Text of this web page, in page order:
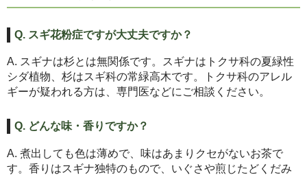
Q. スギ花粉症ですが大丈夫ですか？
A. スギナは杉とは無関係です。スギナはトクサ科の夏緑性
シダ植物、杉はスギ科の常緑高木です。トクサ科のアレル
ギーが疑われる方は、専門医などにご相談ください。
Q. どんな味・香りですか？
A. 煮出しても色は薄めで、味はあまりクセがないお茶で
す。香りはスギナ独特のもので、いぐさや煎じたどくだみ